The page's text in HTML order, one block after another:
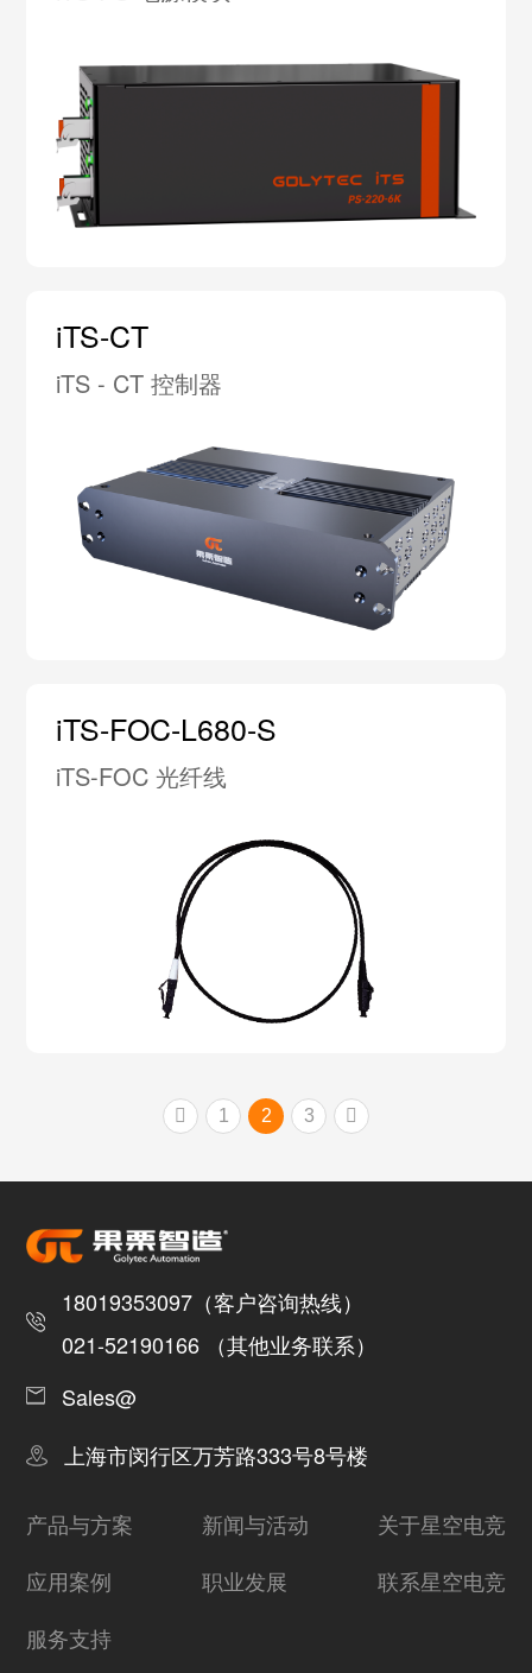
iTS-CT
iTS - CT 控制器
iTS-FOC-L680-S
iTS-FOC 光纤线
1 2 3
18019353097（客户咨询热线）
021-52190166 （其他业务联系）
Sales@
上海市闵行区万芳路333号8号楼
产品与方案
应用案例
服务支持
新闻与活动
职业发展
关于星空电竞
联系星空电竞